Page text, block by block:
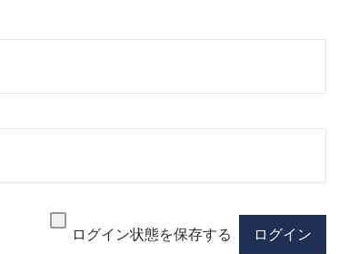
ログイン状態を保存する